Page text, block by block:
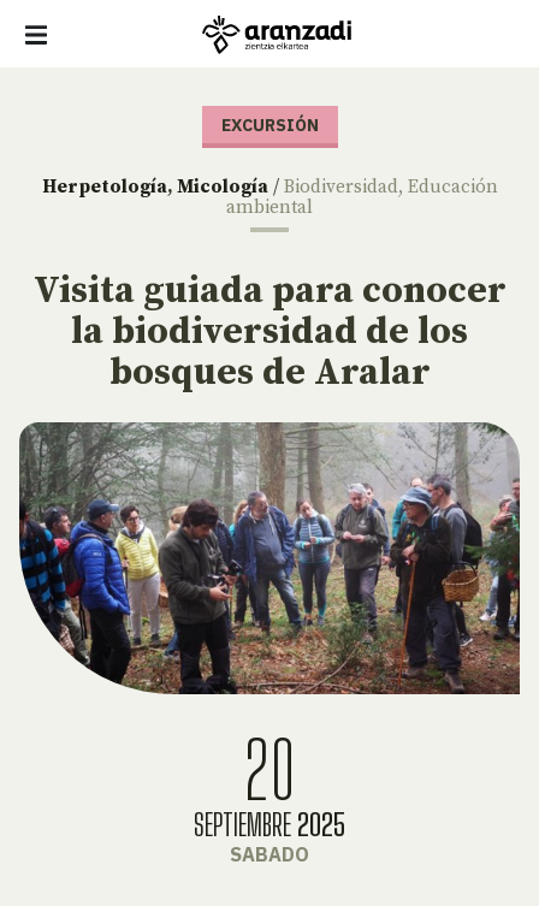
EXCURSIÓN
Herpetología, Micología/ Biodiversidad, Educación
ambiental
Visita guiada para conocer
la biodiversidad de los
bosques de Aralar
20
SEPTIEMBRE 2025
SABADO